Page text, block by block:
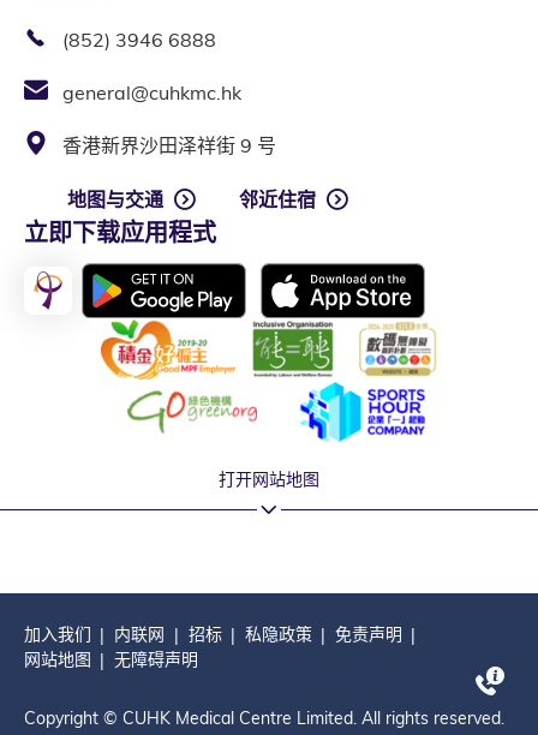
(852) 3946 6888
general@cuhkmc.hk
香港新界沙田泽祥街 9 号
地图与交通 邻近住宿
立即下载应用程式
打开网站地图
加入我们 内联网 招标 私隐政策
免责声明
网站地图
无障碍声明
Copyright © CUHK Medical Centre Limited. All rights reserved.